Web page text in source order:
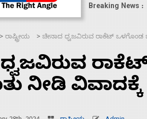
Breaking News :
ಸುರಕ್ಷಿತವಾಗಿ ಸಾಗಿಸಿದೆ ಭಾರತ
> ರಾಷ್ಟ್ರೀಯ > ಚೀನಾದ ಧ್ವಜವಿರುವ ರಾಕೆಟ್ ಒಳಗೊಂಡ
ನೀಡಿ